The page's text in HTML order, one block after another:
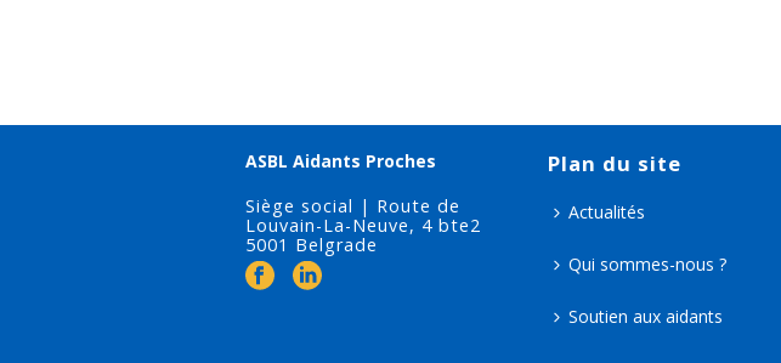
ASBL Aidants Proches
Siège social | Route de
Louvain-La-Neuve, 4 bte2
5001 Belgrade
Plan du site
Actualités
Qui sommes-nous ?
Soutien aux aidants